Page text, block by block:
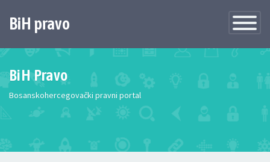
Toggle
BiH pravo
BiH Pravo
Bosanskohercegovački pravni portal